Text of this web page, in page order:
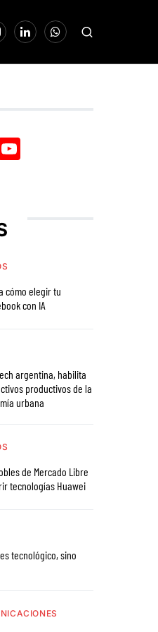
Twitter
cómo elegir tu
con IA
habilita
productivos de la
urbana
de Mercado Libre
tecnologías Huawei
tecnológico, sino